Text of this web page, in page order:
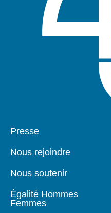
Pied
Presse
Nous rejoindre
Nous soutenir
Égalité Hommes
Femmes